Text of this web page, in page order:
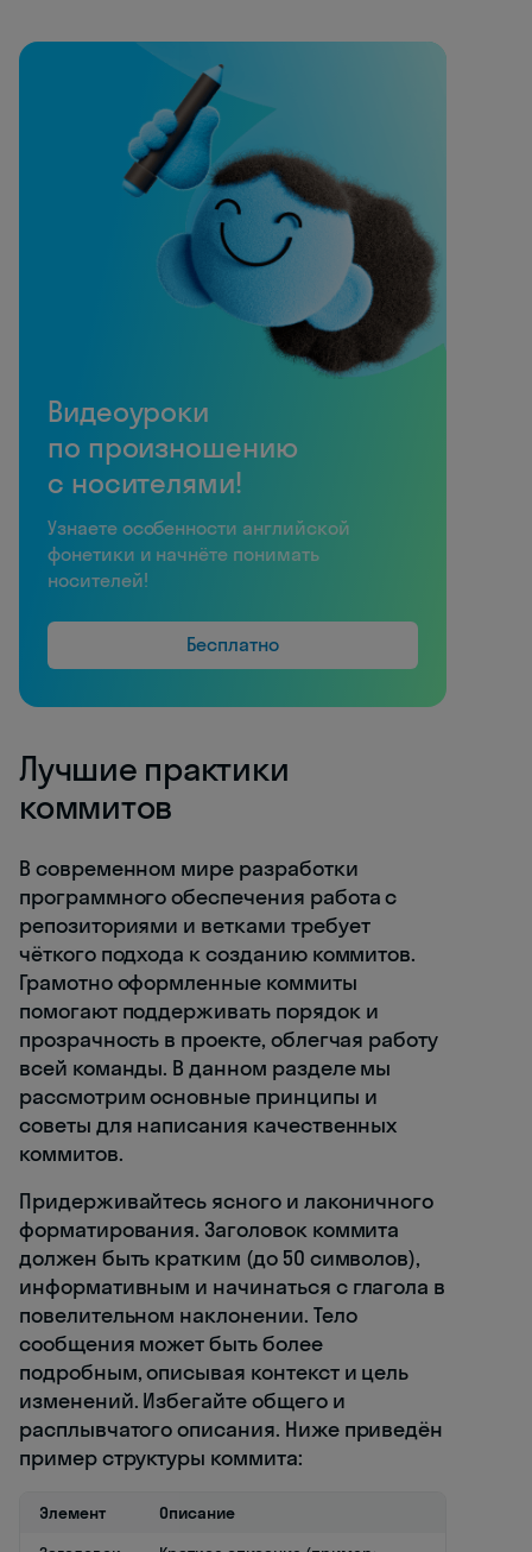
Видеоуроки
по произношению
с носителями!
Узнаете особенности английской
фонетики и начнёте понимать
носителей!
Бесплатно
Лучшие практики
коммитов
В современном мире разработки
программного обеспечения работа с
репозиториями и ветками требует
чёткого подхода к созданию коммитов.
Грамотно оформленные коммиты
помогают поддерживать порядок и
прозрачность в проекте, облегчая работу
всей команды. В данном разделе мы
рассмотрим основные принципы и
советы для написания качественных
коммитов.
Придерживайтесь ясного и лаконичного
форматирования. Заголовок коммита
должен быть кратким (до 50 символов),
информативным и начинаться с глагола в
повелительном наклонении. Тело
сообщения может быть более
подробным, описывая контекст и цель
изменений. Избегайте общего и
расплывчатого описания. Ниже приведён
пример структуры коммита:
Элемент
Описание